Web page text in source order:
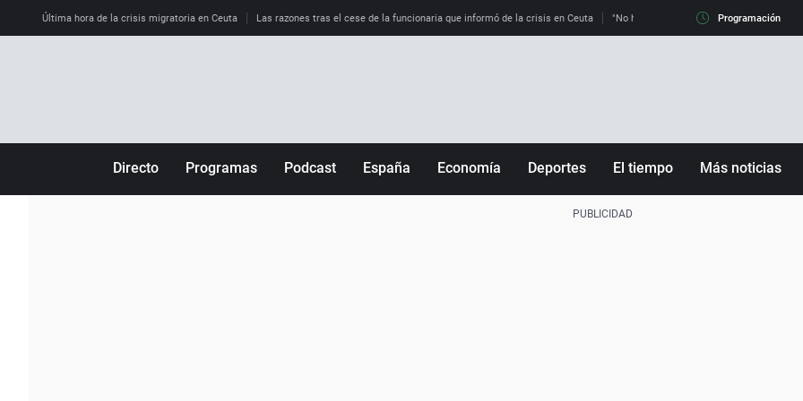
Última hora de la crisis migratoria en Ceuta Las razones tras el cese de la funcionaria que informó de la crisis en Ceuta "No hay mafias, que no nos engañen":
Programación
Directo Programas Podcast España Economía Deportes El tiempo Más noticias